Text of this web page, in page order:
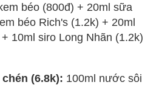
béo (800đ) + 20ml sữa
béo Rich's (1.2k) + 20ml
10ml siro Long Nhãn (1.2k)
(6.8k): 100ml nước sôi